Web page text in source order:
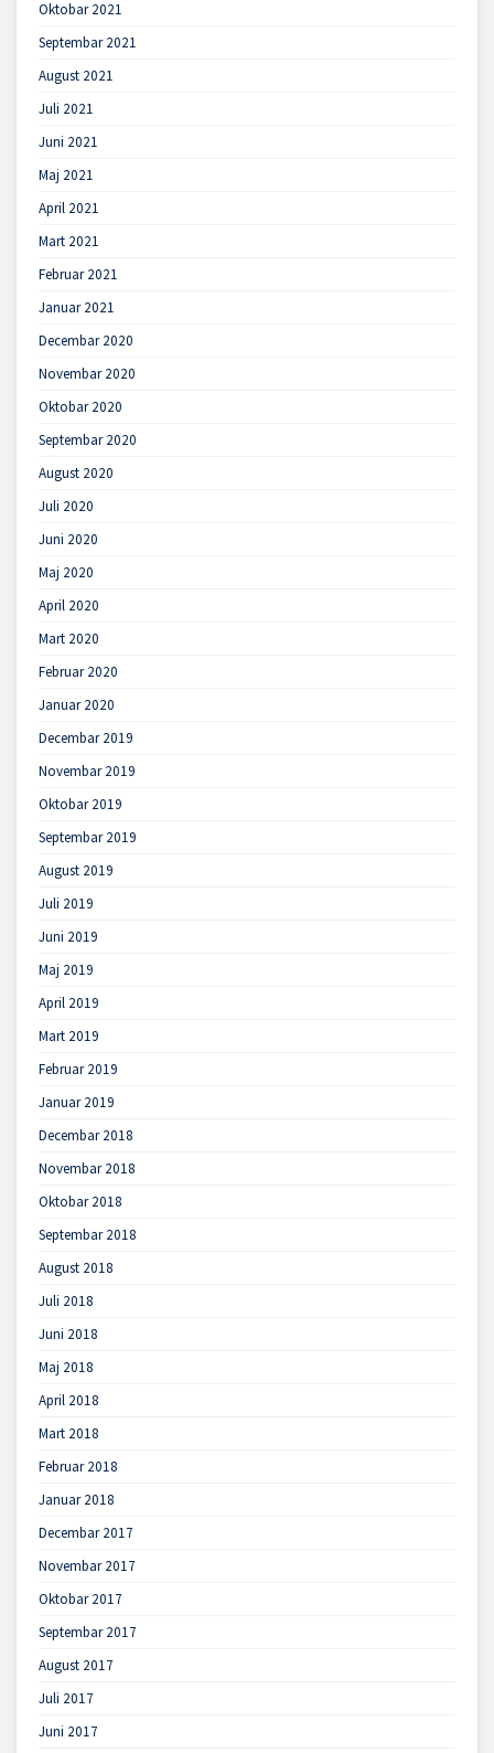
Oktobar 2021
Septembar 2021
August 2021
Juli 2021
Juni 2021
Maj 2021
April 2021
Mart 2021
Februar 2021
Januar 2021
Decembar 2020
Novembar 2020
Oktobar 2020
Septembar 2020
August 2020
Juli 2020
Juni 2020
Maj 2020
April 2020
Mart 2020
Februar 2020
Januar 2020
Decembar 2019
Novembar 2019
Oktobar 2019
Septembar 2019
August 2019
Juli 2019
Juni 2019
Maj 2019
April 2019
Mart 2019
Februar 2019
Januar 2019
Decembar 2018
Novembar 2018
Oktobar 2018
Septembar 2018
August 2018
Juli 2018
Juni 2018
Maj 2018
April 2018
Mart 2018
Februar 2018
Januar 2018
Decembar 2017
Novembar 2017
Oktobar 2017
Septembar 2017
August 2017
Juli 2017
Juni 2017